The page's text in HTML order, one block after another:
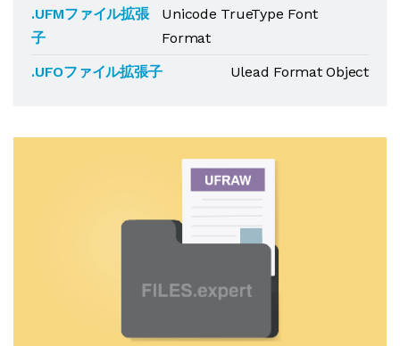
.UFMファイル拡張
子
Unicode TrueType Font
Format
.UFOファイル拡張子
Ulead Format Object